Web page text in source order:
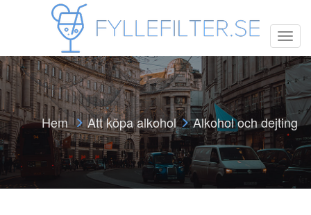
T
o
g
g
l
e
n
a
v
i
g
a
t
Hem Att köpa alkohol Alkohol och dejting